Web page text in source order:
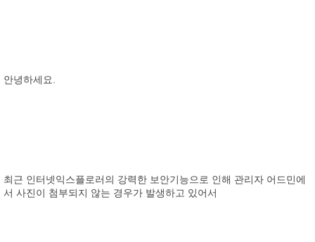
안녕하세요.
최근 인터넷익스플로러의 강력한 보안기능으로 인해 관리자 어드민에
서 사진이 첨부되지 않는 경우가 발생하고 있어서